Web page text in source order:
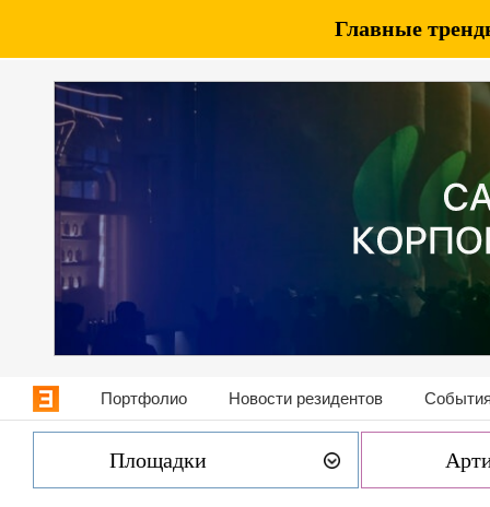
Главные
Портфолио Новости резидентов
Площадки